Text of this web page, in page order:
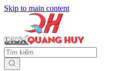
Skip to main content